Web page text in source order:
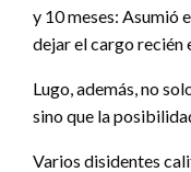
y 10 meses: Asumió
dejar el cargo recién
Lugo, además, no
sino que la
Varios disidentes